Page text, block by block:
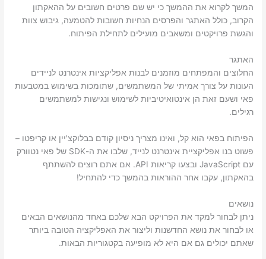
המשך לקרוא את ההמשך כי יש שם פרטים חשובים על ההאקתון
הקרוב, כולל האתגר והפרסים הנחיות חשובות להטמעה, גיבוש צוות
והגשת פרויקטים ומשאבים מועילים לתחילת הפיתוח.
האתגר
החלוצים והמפתחים מוזמנים לבנות אפליקציות אינטרנט לניידים
העונות על צורך אמיתי של המשתמשים, שתומכות בשימוש במטבעות
פאי ושעם זאת הן אינטואיטיביות לשימוש ונגישות למשתמשים
רגילים.
הפיתוח בפאי הוא קל, ואינו מצריך ניסיון קודם בבלוקצ'יין או קריפטו –
פשוט בנו אפליקציית אינטרנט לנייד, שלבו את ה-SDK של פאי נטוורק
עם JavaScript ובצעו קריאות API. אם אתם רוצים להשתתף
בהאקתון, עקבו אחר ההוראות בהמשך כדי להתחיל!
נושאים
ניתן לבחור למקד את הפרויקט הבא שלכם באחד מהנושאים הבאים
או לבחור את נושא החדשנות וליצור את האפליקציה הטובה ביותר
שאתם יכולים גם אם היא לא מופיעה בקטגוריות הבאות.